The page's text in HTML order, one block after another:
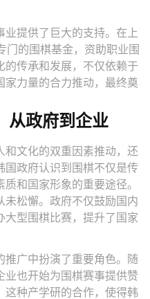
提供了巨大的支持。在上
门的围棋基金，资助职业围
传承和发展，不仅依赖于
家力量的合力推动，最终奠
从政府到企业
文化的双重因素推动，还
国政府认识到围棋不仅是传
和国家形象的重要途径。
未松懈。政府不仅鼓励国内
大型围棋比赛，提升了国家
推广中扮演了重要角色。随
业也开始为围棋赛事提供赞
这种产学研的合作，使得韩